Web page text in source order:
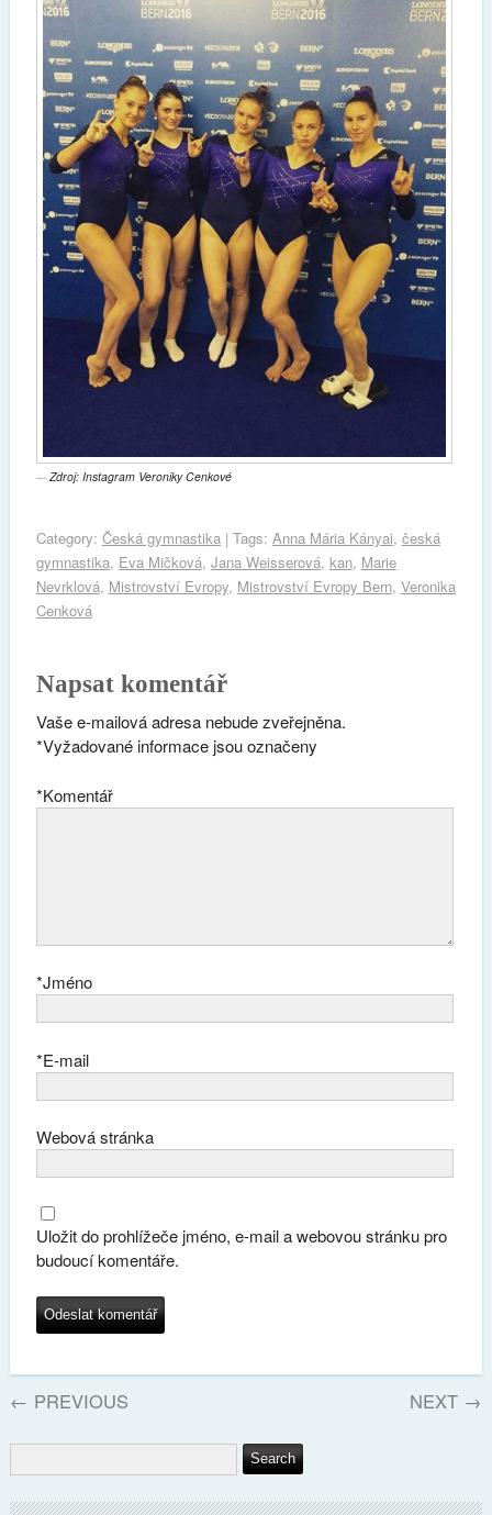
Zdroj: Instagram Veroniky Cenkové
Category: Česká gymnastika| Tags: Anna Mária Kányai, česká
gymnastika, Eva Mičková, Jana Weisserová, kan, Marie
Nevrklová, Mistrovství Evropy, Mistrovství Evropy Bern, Veronika
Cenková
Napsat komentář
Vaše e-mailová adresa nebude zveřejněna.
Vyžadované informace jsou označeny
*
Komentář
*
Jméno
*
E-mail
*
Webová stránka
Uložit do prohlížeče jméno, e-mail a webovou stránku pro
budoucí komentáře.
← PREVIOUS NEXT →